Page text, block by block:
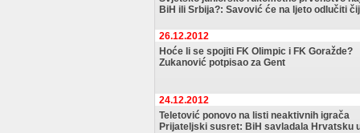
BiH ili Srbija?: Savović će na ljeto odlučiti
26.12.2012
Hoće li se spojiti FK Olimpic i FK Goražde?
Zukanović potpisao za Gent
24.12.2012
Teletović ponovo na listi neaktivnih igrača
Prijateljski susret: BiH savladala Hrvatsku